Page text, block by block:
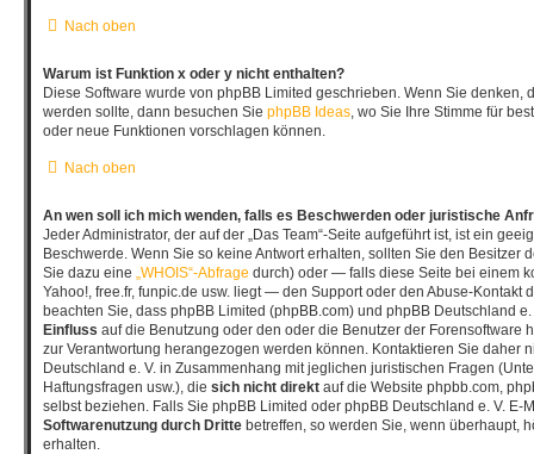
Nach oben
Warum ist Funktion x oder y nicht enthalten?
Diese Software wurde von phpBB Limited geschrieben. Wenn Sie denken,
werden sollte, dann besuchen Sie phpBB Ideas , wo Sie Ihre Stimme für
oder neue Funktionen vorschlagen können.
Nach oben
An wen soll ich mich wenden, falls es Beschwerden oder juristische
Jeder Administrator, der auf der „Das Team“-Seite aufgeführt ist, ist ein
Beschwerde. Wenn Sie so keine Antwort erhalten, sollten Sie den Besitzer
Sie dazu eine „WHOIS“-Abfrage durch) oder — falls diese Seite bei einem
Yahoo!, free.fr, funpic.de usw. liegt — den Support oder den Abuse-Kontakt
beachten Sie, dass phpBB Limited (phpBB.com) und phpBB Deutschland
Einfluss auf die Benutzung oder den oder die Benutzer der Forensoftware
zur Verantwortung herangezogen werden können. Kontaktieren Sie daher
Deutschland e. V. in Zusammenhang mit jeglichen juristischen Fragen
Haftungsfragen usw.), die sich nicht direkt auf die Website phpbb.com,
selbst beziehen. Falls Sie phpBB Limited oder phpBB Deutschland e. V. E-
Softwarenutzung durch Dritte betreffen, so werden Sie, wenn überhaupt,
erhalten.